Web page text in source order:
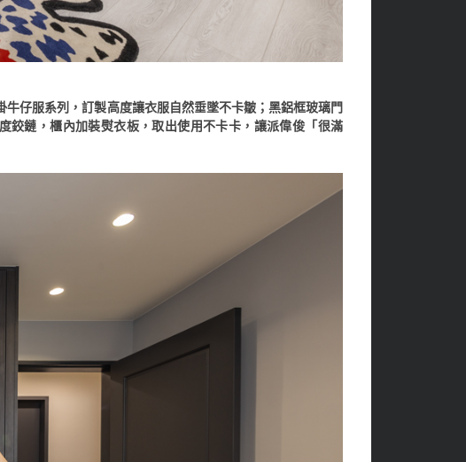
仔服系列，訂製高度讓衣服自然垂墜不卡皺；黑鋁框玻璃門
鉸鏈，櫃內加裝熨衣板，取出使用不卡卡，讓派偉俊「很滿